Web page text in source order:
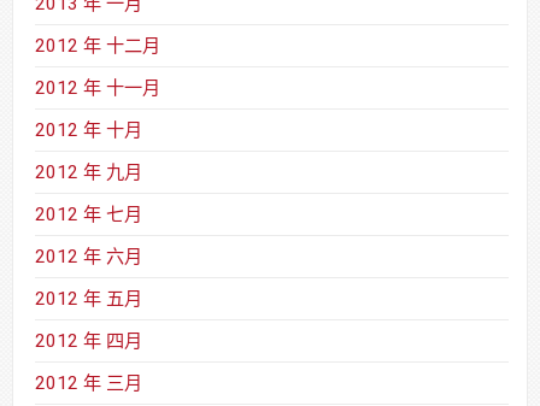
2012 年 十二月
2012 年 十一月
2012 年 十月
2012 年 九月
2012 年 七月
2012 年 六月
2012 年 五月
2012 年 四月
2012 年 三月